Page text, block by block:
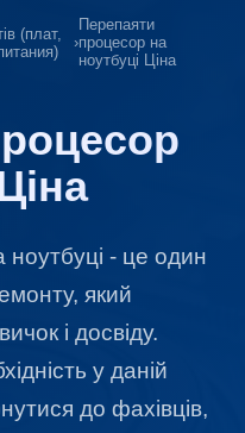
(плат,
›
Перепаяти
процесор на
ноутбуці Ціна
- це один
який
і досвіду.
у даній
до фахівців,